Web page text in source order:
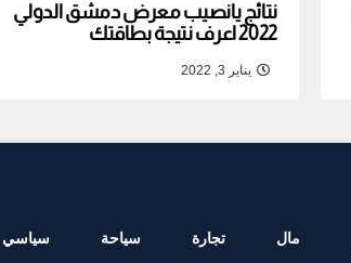
نتائج يانصيب معرض دمشق الدولي
2022 اعرف نتيجة بطاقتك
يناير 3, 2022
مال تجارة سياحة سياسي